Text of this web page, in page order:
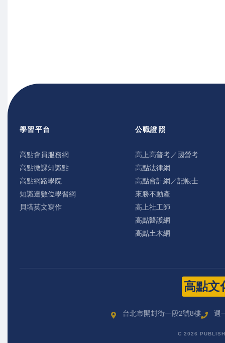
學習平台
高點會員服務網
高點微課知識點
高點網路學院
知識達數位學習網
貝塔英文寫作
公職證照
高上高普考／國營考
高點法律網
高點會計網／記帳士
來勝不動產
高上社工師
高點醫護網
高點土木網
高點文
台北市開封街一段2號8樓 週
C 2026